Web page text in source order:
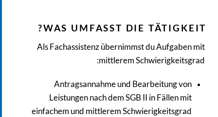
WAS UMFASST DIE TÄTIGKEIT?
Als Fachassistenz übernimmst du Aufgaben mit
mittlerem Schwierigkeitsgrad:
Antragsannahme und Bearbeitung von
Leistungen nach dem SGB II in Fällen mit
einfachem und mittlerem Schwierigkeitsgrad